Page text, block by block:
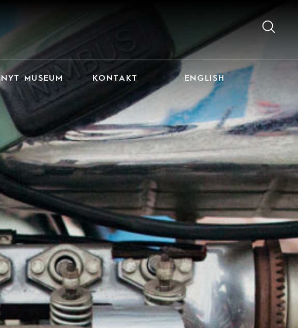
NYT MUSEUM KONTAKT ENGLISH